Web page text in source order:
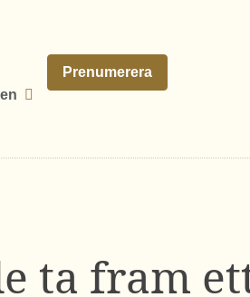
Prenumerera
ta fram